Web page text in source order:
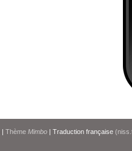
| Thème Mimbo | Traduction française